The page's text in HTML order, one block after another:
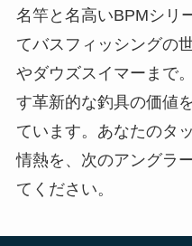
名竿と名高いBPMシリ
てバスフィッシングの
やダウズスイマーまで
す革新的な釣具の価値
ています。あなたのタ
情熱を、次のアングラ
てください。